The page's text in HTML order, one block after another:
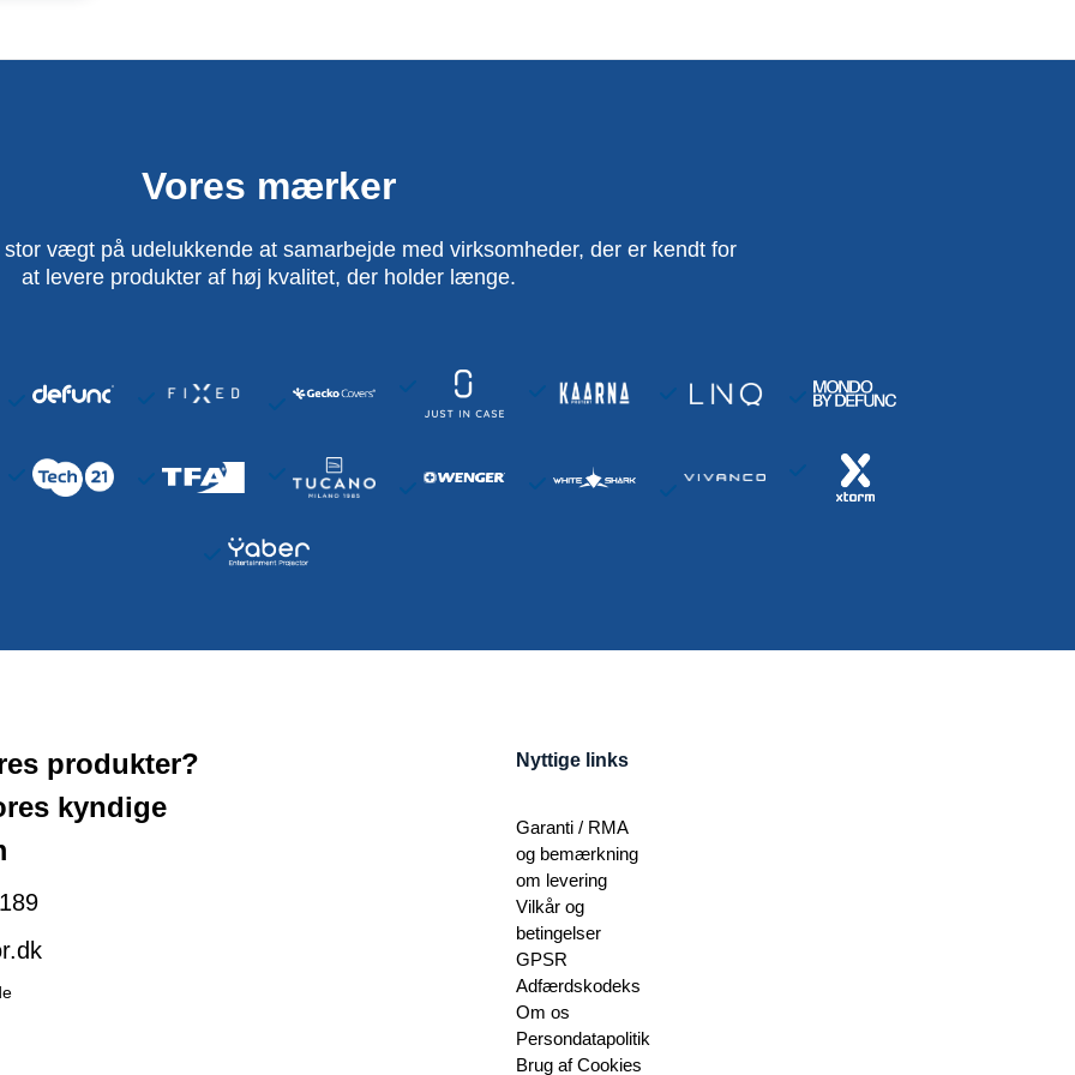
Vores mærker
vægt på udelukkende at samarbejde med virksomheder, der er kendt for
at levere produkter af høj kvalitet, der holder længe.
produkter?
kyndige
Nyttige links
Garanti / RMA
og bemærkning
om levering
Vilkår og
betingelser
GPSR
Adfærdskodeks
Om os
Persondatapolitik
Brug af Cookies